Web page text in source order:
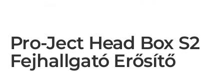
Pro-Ject Head Box S2
Fejhallgató Erősítő